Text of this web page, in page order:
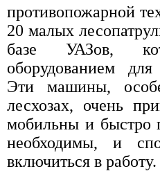
противопожарной
20 малых
базе УАЗов,
оборудованием
Эти машины,
лесхозах, очень
мобильны и быстро
необходимы, и
включиться в работу.